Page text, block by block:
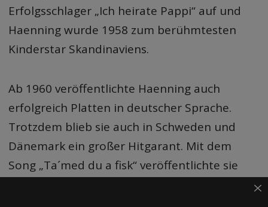
Erfolgsschlager „Ich heirate Pappi“ auf und
Haenning wurde 1958 zum berühmtesten
Kinderstar Skandinaviens.
Ab 1960 veröffentlichte Haenning auch
erfolgreich Platten in deutscher Sprache.
Trotzdem blieb sie auch in Schweden und
Dänemark ein großer Hitgarant. Mit dem
Song „Ta´med du a fisk“ veröffentlichte sie